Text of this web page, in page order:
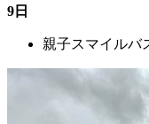
9日
親子スマイルバ